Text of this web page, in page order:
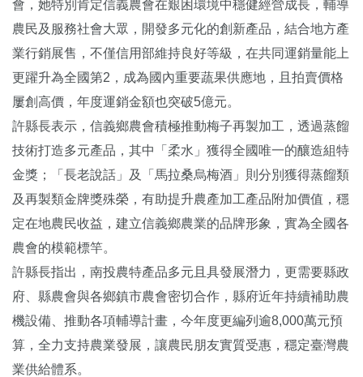
會，她特別肯定信義農會在艱困環境中穩健經營成長，輔導
農民及服務社會大眾，開發多元化的創新產品，結合地方產
業行銷展售，不僅信用部維持良好等級，在共同運銷量能上
更躍升為全國第2，成為國內重要蔬果供應地，且拍賣價格
屢創高價，年度運銷金額也突破5億元。
許縣長表示，信義鄉農會積極推動梅子再製加工，透過蒸餾
技術打造多元產品，其中「柔水」獲得全國唯一的釀造組特
金獎；「長老說話」及「馬拉桑烏梅酒」則分別獲得蒸餾類
及再製類金牌獎殊榮，有助提升農產加工產品附加價值，穩
定在地農民收益，建立信義鄉農業的品牌形象，實為全國各
農會的模範標竿。
許縣長指出，南投農特產品多元且具發展潛力，更需要縣政
府、縣農會與各鄉鎮市農會密切合作，縣府近年持續補助農
機設備、推動各項輔導計畫，今年度更編列逾8,000萬元預
算，全力支持農業發展，讓農民朋友實質受惠，穩定臺灣農
業供給體系。